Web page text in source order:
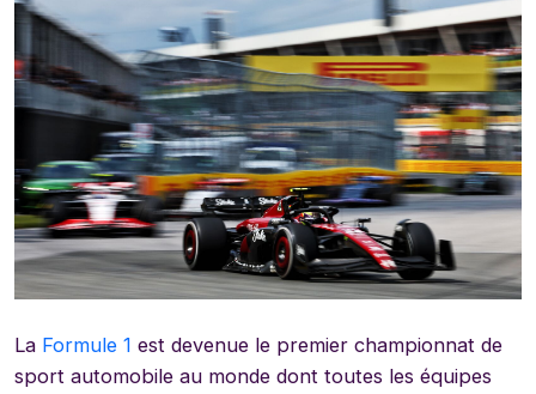
La Formule 1 est devenue le premier championnat de
sport automobile au monde dont toutes les équipes